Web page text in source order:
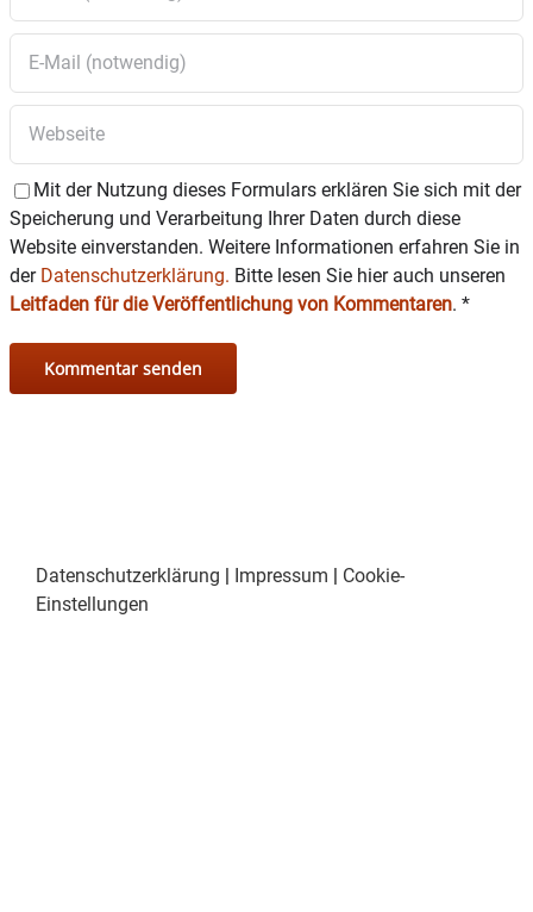
Mit der Nutzung dieses Formulars erklären Sie sich mit der
Speicherung und Verarbeitung Ihrer Daten durch diese
Website einverstanden. Weitere Informationen erfahren Sie in
der Datenschutzerklärung. Bitte lesen Sie hier auch unseren
Leitfaden für die Veröffentlichung von Kommentaren. *
Datenschutzerklärung | Impressum | Cookie-
Einstellungen